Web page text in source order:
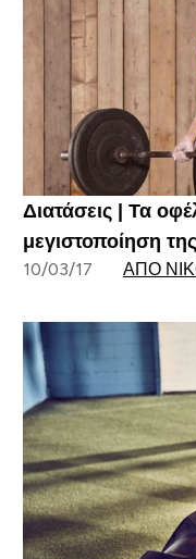
Διατάσεις | Τα
μεγιστοποίηση
10/03/17 ΑΠΌ